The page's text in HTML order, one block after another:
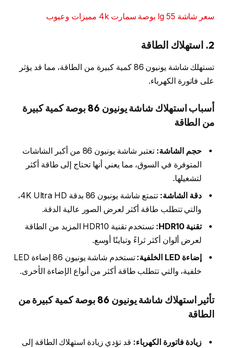
سعر شاشة lg 55 بوصة سمارت 4k مميزات وعيوب
2. استهلاك الطاقة
تستهلك شاشة يونيون 86 كمية كبيرة من الطاقة، مما قد يؤثر
على فاتورة الكهرباء.
أسباب استهلاك شاشة يونيون 86 بوصة كمية كبيرة
من الطاقة
حجم الشاشة:
تعتبر شاشة يونيون 86 من أكبر الشاشات
المتوفرة في السوق، مما يعني أنها تحتاج إلى طاقة أكثر
لتشغيلها.
دقة الشاشة:
تتمتع شاشة يونيون 86 بدقة 4K Ultra HD،
والتي تتطلب طاقة أكثر لعرض الصور عالية الدقة.
تقنية HDR10:
تستخدم تقنية HDR10 المزيد من الطاقة
لعرض ألوان أكثر ثراءً وتباينًا أوسع.
إضاءة LED الخلفية:
تستخدم شاشة يونيون 86 إضاءة LED
خلفية، والتي تتطلب طاقة أكثر من أنواع الإضاءة الأخرى.
تأثير استهلاك شاشة يونيون 86 بوصة كمية كبيرة من
الطاقة
زيادة فاتورة الكهرباء: قد تؤدي زيادة استهلاك الطاقة إلى